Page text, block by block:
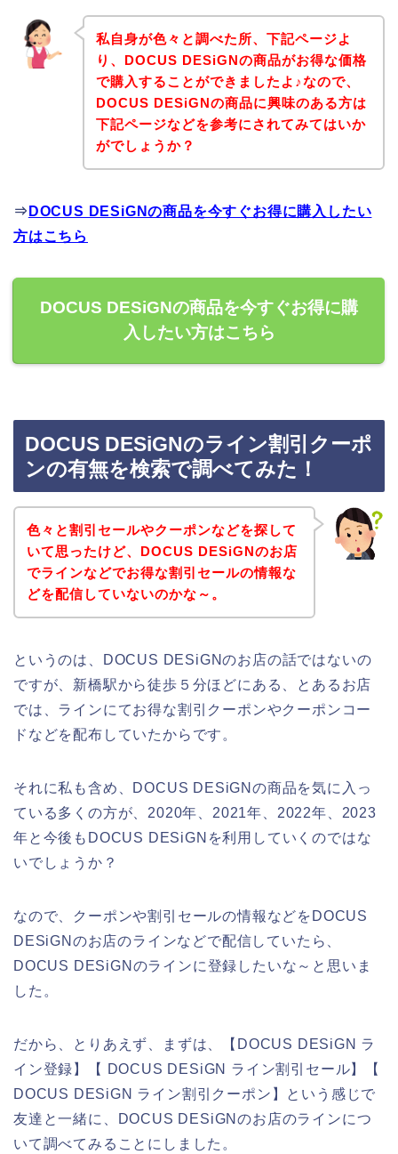
私自身が色々と調べた所、下記ページよ
り、DOCUS DESiGNの商品がお得な価格
で購入することができましたよ♪なので、
DOCUS DESiGNの商品に興味のある方は
下記ページなどを参考にされてみてはいか
がでしょうか？
⇒ DOCUS DESiGNの商品を今すぐお得に購入したい
方はこちら
DOCUS DESiGNの商品を今すぐお得に購
入したい方はこちら
DOCUS DESiGNのライン割引クーポ
ンの有無を検索で調べてみた！
色々と割引セールやクーポンなどを探して
いて思ったけど、DOCUS DESiGNのお店
でラインなどでお得な割引セールの情報な
どを配信していないのかな～。
というのは、DOCUS DESiGNのお店の話ではないの
ですが、新橋駅から徒歩５分ほどにある、とあるお店
では、ラインにてお得な割引クーポンやクーポンコー
ドなどを配布していたからです。
それに私も含め、DOCUS DESiGNの商品を気に入っ
ている多くの方が、2020年、2021年、2022年、2023
年と今後もDOCUS DESiGNを利用していくのではな
いでしょうか？
なので、クーポンや割引セールの情報などをDOCUS
DESiGNのお店のラインなどで配信していたら、
DOCUS DESiGNのラインに登録したいな～と思いま
した。
だから、とりあえず、まずは、【DOCUS DESiGN ラ
イン登録】【 DOCUS DESiGN ライン割引セール】【
DOCUS DESiGN ライン割引クーポン】という感じで
友達と一緒に、DOCUS DESiGNのお店のラインにつ
いて調べてみることにしました。